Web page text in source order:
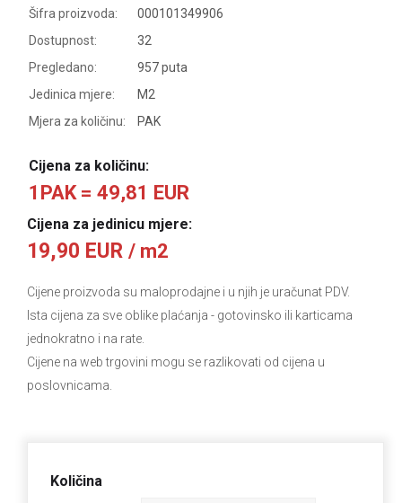
Šifra proizvoda:
000101349906
Dostupnost:
32
Pregledano:
957 puta
Jedinica mjere:
M2
Mjera za količinu:
PAK
Cijena za količinu:
1PAK = 49,81 EUR
Cijena za jedinicu mjere:
19,90 EUR / m2
Cijene proizvoda su maloprodajne i u njih je uračunat PDV.
Ista cijena za sve oblike plaćanja - gotovinsko ili karticama
jednokratno i na rate.
Cijene na web trgovini mogu se razlikovati od cijena u
poslovnicama.
Količina